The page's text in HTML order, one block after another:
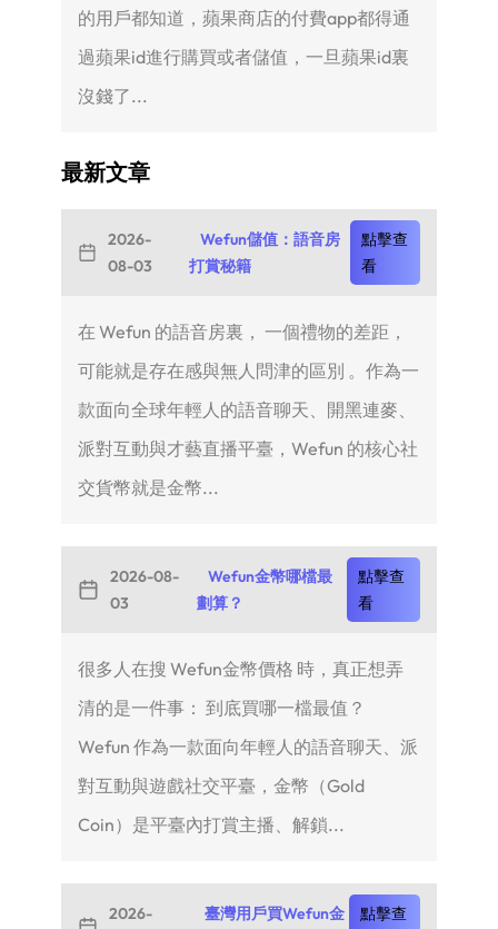
的用戶都知道，蘋果商店的付費app都得通
過蘋果id進行購買或者儲值，一旦蘋果id裏
沒錢了...
最新文章
2026-
08-03
Wefun儲值：語音房
打賞秘籍
點擊查
看
在 Wefun 的語音房裏， 一個禮物的差距，
可能就是存在感與無人問津的區別 。作為一
款面向全球年輕人的語音聊天、開黑連麥、
派對互動與才藝直播平臺，Wefun 的核心社
交貨幣就是金幣...
2026-08-
03
Wefun金幣哪檔最
劃算？
點擊查
看
很多人在搜 Wefun金幣價格 時，真正想弄
清的是一件事： 到底買哪一檔最值？
Wefun 作為一款面向年輕人的語音聊天、派
對互動與遊戲社交平臺，金幣（Gold
Coin）是平臺內打賞主播、解鎖...
2026-
臺灣用戶買Wefun金
點擊查